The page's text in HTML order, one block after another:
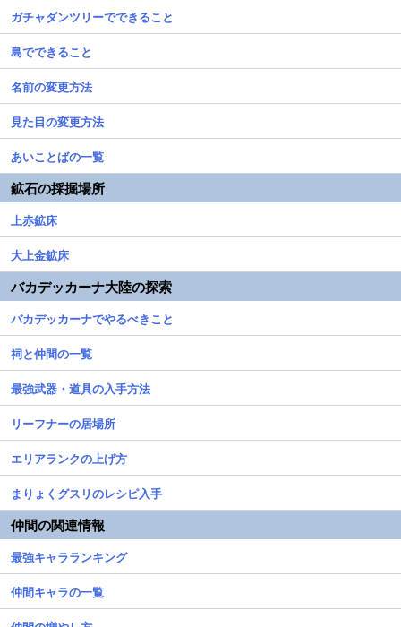
ガチャダンツリーでできること
島でできること
名前の変更方法
見た目の変更方法
あいことばの一覧
鉱石の採掘場所
上赤鉱床
大上金鉱床
バカデッカーナ大陸の探索
バカデッカーナでやるべきこと
祠と仲間の一覧
最強武器・道具の入手方法
リーフナーの居場所
エリアランクの上げ方
まりょくグスリのレシピ入手
仲間の関連情報
最強キャラランキング
仲間キャラの一覧